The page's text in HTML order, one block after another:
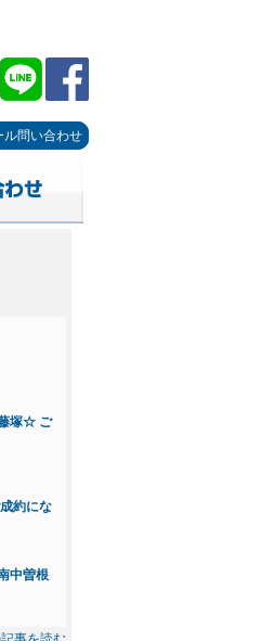
ル問い合わせ
塚☆ ご
約にな
中曽根